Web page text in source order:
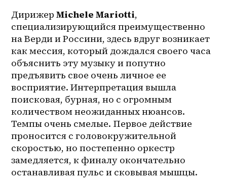
Дирижер Michele Mariotti,
специализирующийся преимущественно
на Верди и Россини, здесь вдруг возникает
как мессия, который дождался своего часа
объяснить эту музыку и попутно
предъявить свое очень личное ее
восприятие. Интерпретация вышла
поисковая, бурная, но с огромным
количеством неожиданных нюансов.
Темпы очень смелые. Первое действие
проносится с головокружительной
скоростью, но постепенно оркестр
замедляется, к финалу окончательно
останавливая пульс и сковывая мышцы.